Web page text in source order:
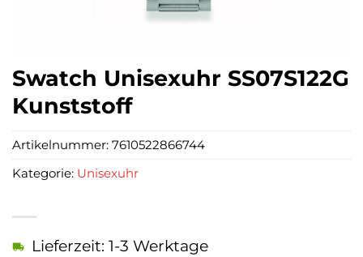
Swatch Unisexuhr SS07S122G
Kunststoff
Lieferzeit: 1-3 Werktage
Artikelnummer: 7610522866744
Kategorie: Unisexuhr